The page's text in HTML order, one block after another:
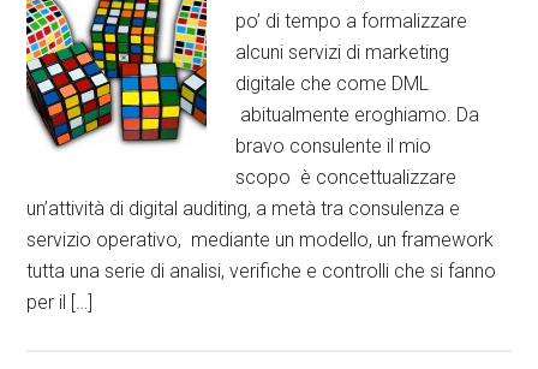
po’ di tempo a formalizzare
alcuni servizi di marketing
digitale che come DML
abitualmente eroghiamo. Da
bravo consulente il mio
scopo è concettualizzare
un’attività di digital auditing, a metà tra consulenza e
servizio operativo, mediante un modello, un framework
tutta una serie di analisi, verifiche e controlli che si fanno
per il […]